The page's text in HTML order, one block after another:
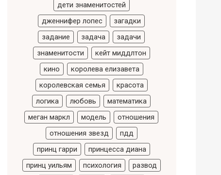
дети знаменитостей
дженнифер лопес
загадки
задание
задача
задачи
знаменитости
кейт миддлтон
кино
королева елизавета
королевская семья
красота
логика
любовь
математика
меган маркл
модель
отношения
отношения звезд
пдд
принц гарри
принцесса диана
принц уильям
психология
развод